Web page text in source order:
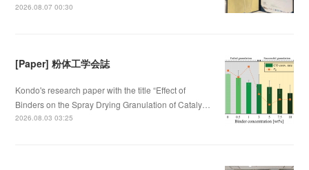
2026.08.07 00:30
[Paper] 粉体工学会誌
Kondo's research paper with the title “Effect of
Binders on the Spray Drying Granulation of Cataly…
2026.08.03 03:25